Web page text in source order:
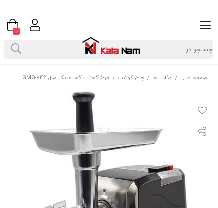
صفحه اصلی / غذاسازها / چرخ گوشت / چرخ گوشت گوسونیک مدل GMG-746
0